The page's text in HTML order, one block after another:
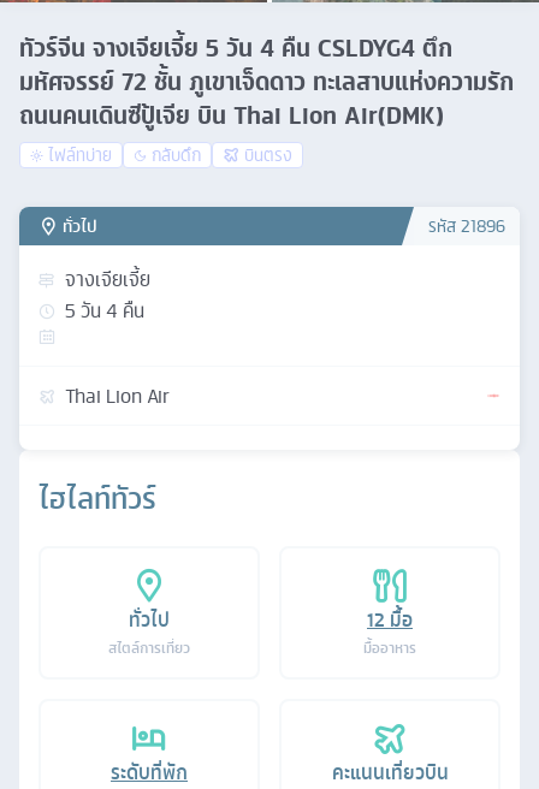
ทัวร์จีน จางเจียเจี้ย 5 วัน 4 คืน CSLDYG4 ตึก
มหัศจรรย์ 72 ชั้น ภูเขาเจ็ดดาว ทะเลสาบแห่งความรัก
ถนนคนเดินซีปู้เจีย บิน Thai Lion Air(DMK)
ไฟล์ทบ่าย กลับดึก บินตรง
ไฮไลท์ทัวร์
ทั่วไป
สไตล์การเที่ยว
12 มื้อ
มื้ออาหาร
ระดับที่พัก คะแนนเที่ยวบิน
ทั่วไป รหัส21896
จางเจียเจี้ย
5วัน4 คืน
Thai Lion Air